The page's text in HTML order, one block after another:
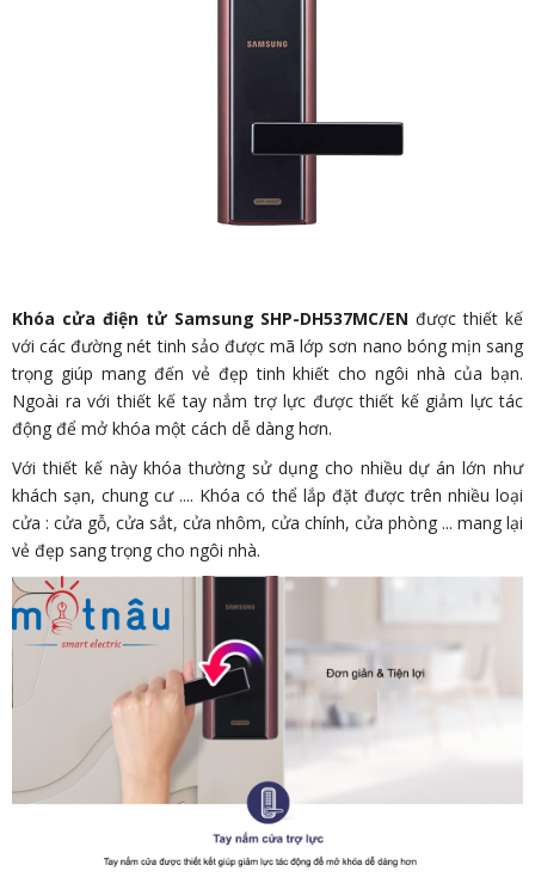
Khóa cửa điện tử Samsung SHP-DH537MC/EN được thiết kế
với các đường nét tinh sảo được mã lớp sơn nano bóng mịn sang
trọng giúp mang đến vẻ đẹp tinh khiết cho ngôi nhà của bạn.
Ngoài ra với thiết kế tay nắm trợ lực được thiết kế giảm lực tác
động để mở khóa một cách dễ dàng hơn.
Với thiết kế này khóa thường sử dụng cho nhiều dự án lớn như
khách sạn, chung cư .... Khóa có thể lắp đặt được trên nhiều loại
cửa : cửa gỗ, cửa sắt, cửa nhôm, cửa chính, cửa phòng ... mang lại
vẻ đẹp sang trọng cho ngôi nhà.